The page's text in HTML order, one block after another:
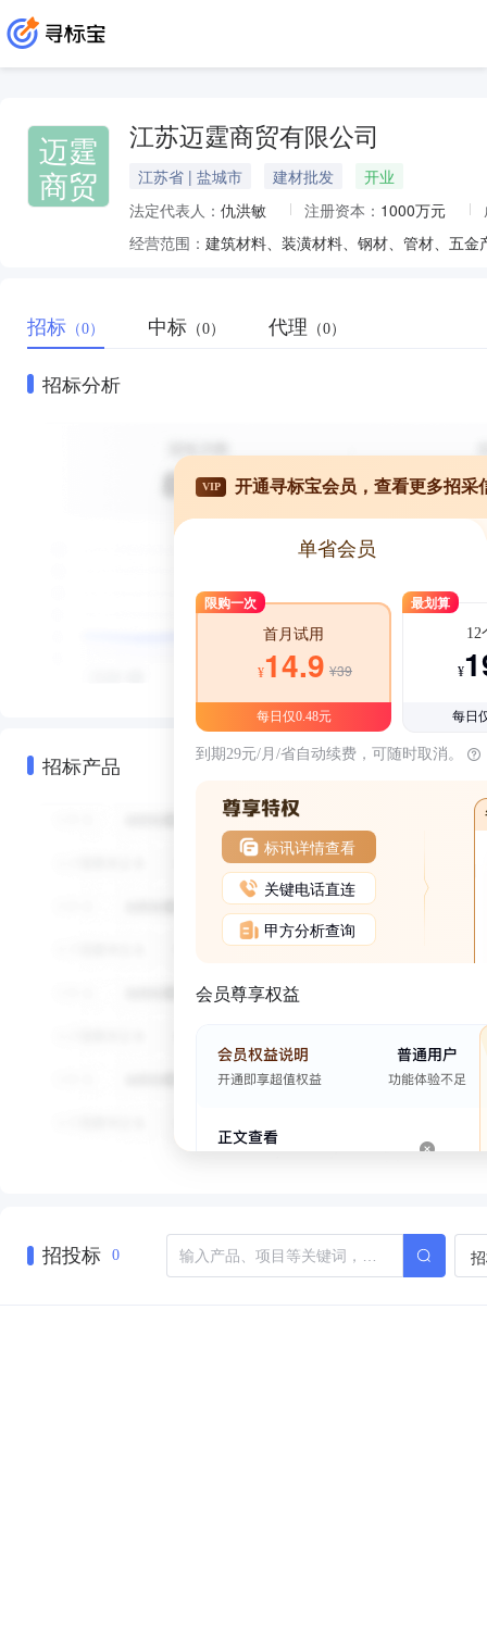
迈霆
商贸
江苏迈霆商贸有限公司
江苏省 | 盐城市 建材批发
开业
法定代表人： 仇洪敏 注册资本： 1000万元
经营范围：
招标 （0） 中标 （0） 代理 （0）
招标分析
招标产品
VIP 开通寻标宝会员，查看更多招采
单省会员
限购一次
首月试用
¥14.9 ¥39
每日仅0.48元
最划算
12
¥
每日
到期29元/月/省自动续费，可随时取消。
标讯详情查看
关键电话直连
甲方分析查询
会员尊享权益
招投标 0